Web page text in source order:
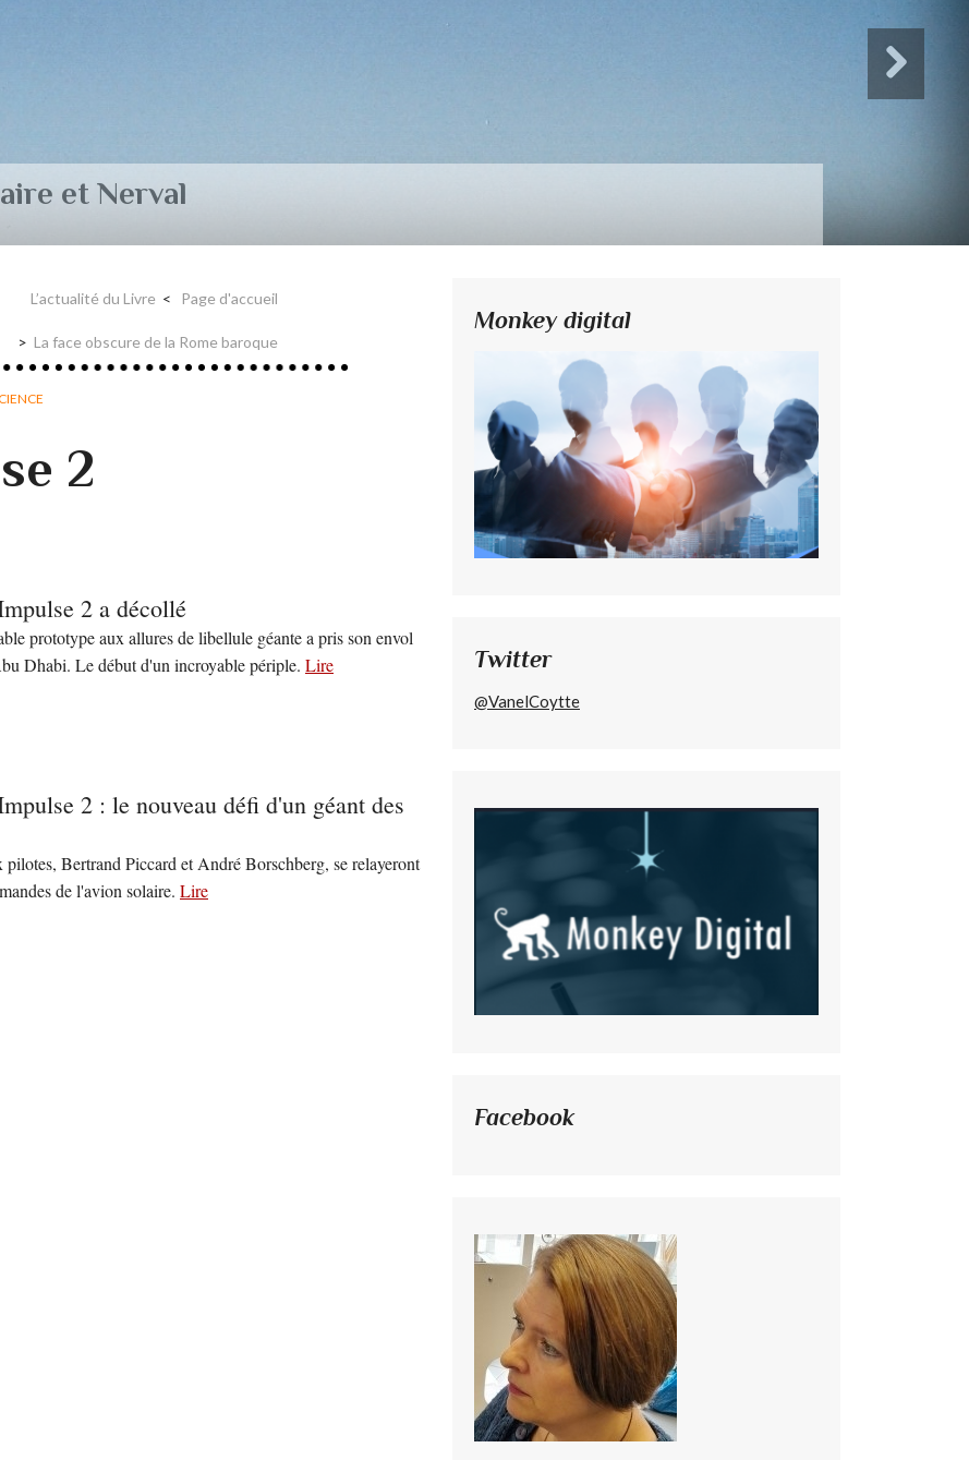
et Nerval
L’actualité du Livre Page d'accueil
La face obscure de la Rome baroque
2
2 a décollé
prototype aux allures de libellule géante a pris son envol
Dhabi. Le début d'un incroyable périple. Lire
2 : le nouveau défi d'un géant des
pilotes, Bertrand Piccard et André Borschberg, se relayeront
de l'avion solaire. Lire
Monkey digital
Twitter
@VanelCoytte
Facebook